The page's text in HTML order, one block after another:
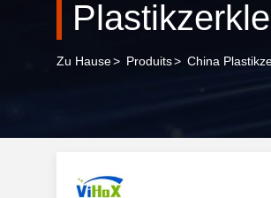
Zu Hause> Produits> China